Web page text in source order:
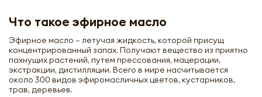
Что такое эфирное масло
Эфирное масло – летучая жидкость, которой присущ
концентрированный запах. Получают вещество из приятно
пахнущих растений, путем прессования, мацерации,
экстракции, дистилляции. Всего в мире насчитывается
около 300 видов эфиромасличных цветов, кустарников,
трав, деревьев.